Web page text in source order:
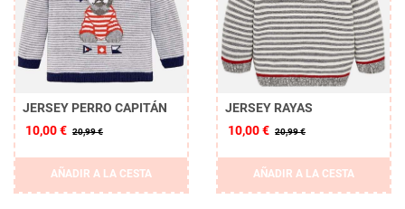
JERSEY PERRO CAPITÁN
10,00 € 20,99 €
AÑADIR A LA CESTA
JERSEY RAYAS
10,00 € 20,99 €
AÑADIR A LA CESTA